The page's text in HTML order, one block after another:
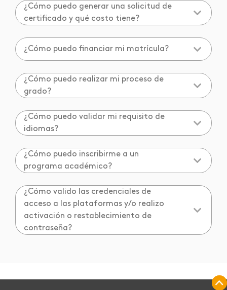
¿Cómo puedo generar una solicitud de
certificado y qué costo tiene?
¿Cómo puedo financiar mi matrícula?
¿Cómo puedo realizar mi proceso de
grado?
¿Cómo puedo validar mi requisito de
idiomas?
¿Cómo puedo inscribirme a un
programa académico?
¿Cómo valido las credenciales de
acceso a las plataformas y/o realizo
activación o restablecimiento de
contraseña?